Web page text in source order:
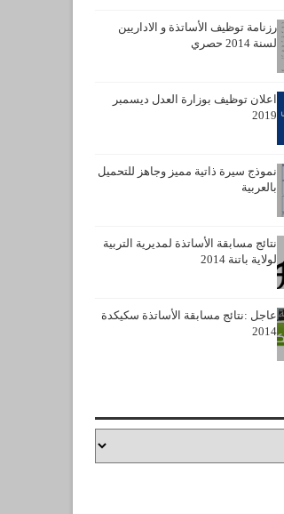
رزنامة توظيف الأساتذة و الاداريين
لسنة 2014 حصري
اعلان توظيف بوزارة العدل ديسمبر
2019
نموذج سيرة ذاتية مميز وجاهز للتحميل
بالعربية
نتائج مسابقة الأساتذة لمديرية التربية
لولاية باتنة 2014
عاجل :نتائج مسابقة الأساتذة سكيكدة
2014